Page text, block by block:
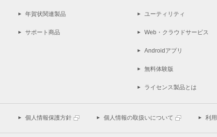
年賀状関連製品
サポート商品
ユーティリティ
Web・クラウドサービス
Androidアプリ
無料体験版
ライセンス製品とは
個人情報保護方針 個人情報の取扱いについて 利